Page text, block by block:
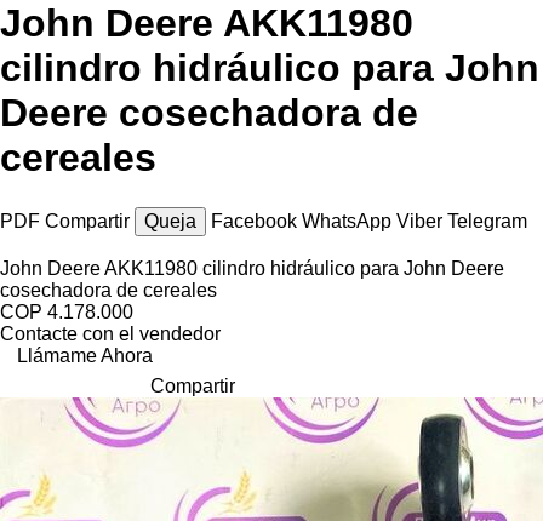
John Deere AKK11980
cilindro hidráulico para John
Deere cosechadora de
cereales
PDF Compartir Queja Facebook WhatsApp Viber Telegram
John Deere AKK11980 cilindro hidráulico para John Deere
cosechadora de cereales
COP 4.178.000
Contacte con el vendedor
Llámame Ahora
Compartir